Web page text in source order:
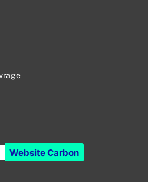
Website Carbon